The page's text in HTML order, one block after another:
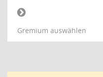
Gremium auswählen